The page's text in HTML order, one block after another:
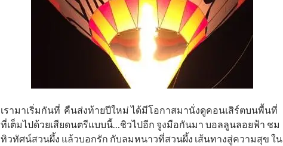
เรามาเริ่มกันที่ คืนส่งท้ายปีใหม่ ได้มีโอกาสมานั่งดูคอนเสิร์ตบนพื้นที่
ที่เต็มไปด้วยเสียดนตรีแบบนี้…ชิวไปอีก จูงมือกันมา บอลลูนลอยฟ้า ชม
ทิวทัศน์สวนผึ้ง แล้วบอกรัก กับลมหนาวที่สวนผึ้ง เส้นทางสู่ความสุข ใน